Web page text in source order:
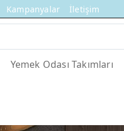
Kampanyalar İletişim
Yemek Odası Takımları